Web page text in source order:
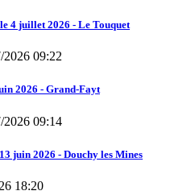
4 juillet 2026 - Le Touquet
2026 09:22
2026 - Grand-Fayt
2026 09:14
juin 2026 - Douchy les Mines
18:20